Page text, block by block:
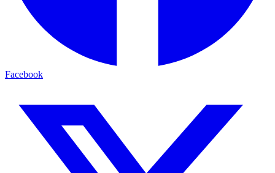
Facebook